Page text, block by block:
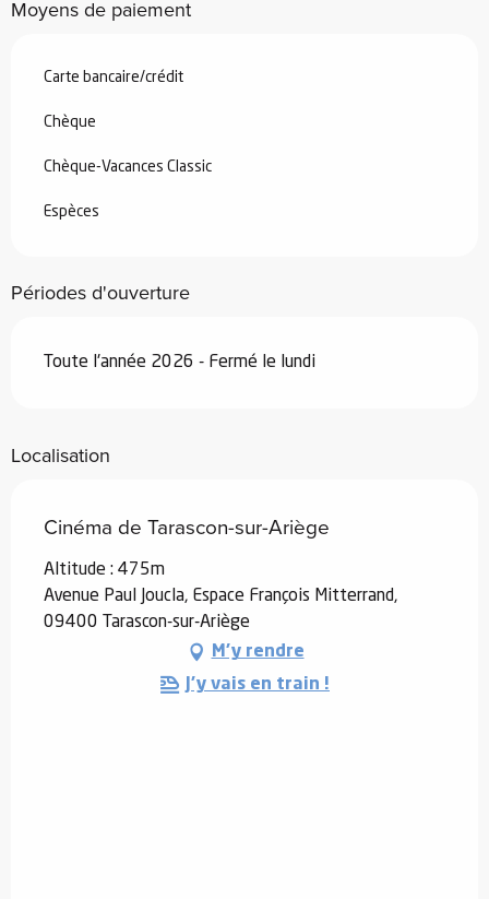
Moyens de paiement
Carte bancaire/crédit
Chèque
Chèque-Vacances Classic
Espèces
Périodes d'ouverture
Toute l'année 2026 - Fermé le lundi
Localisation
Cinéma de Tarascon-sur-Ariège
Altitude : 475m
Avenue Paul Joucla, Espace François Mitterrand,
09400 Tarascon-sur-Ariège
M'y rendre
J'y vais en train !